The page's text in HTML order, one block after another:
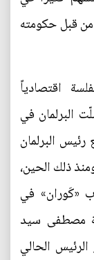
قبل حكومته
اقتصادياً
البرلمان في
2015 عندما مُنع رئيس البرلمان
ذلك الحين،
«كَوران» في
مصطفى سيد
الحالي